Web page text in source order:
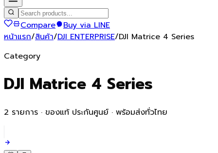
Compare
Buy via LINE
หน้าแรก/สินค้า/DJI ENTERPRISE/DJI Matrice 4 Series
Category
DJI Matrice 4 Series
2 รายการ · ของแท้ ประกันศูนย์ · พร้อมส่งทั่วไทย